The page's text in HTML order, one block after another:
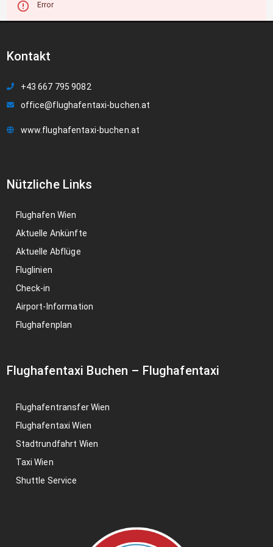
Error
Kontakt
+43 667 795 9082
office@flughafentaxi-buchen.at
www.flughafentaxi-buchen.at
Nützliche Links
Flughafen Wien
Aktuelle Ankünfte
Aktuelle Abflüge
Fluglinien
Check-in
Airport-Information
Flughafenplan
Flughafentaxi Buchen – Flughafentaxi
Flughafentransfer Wien
Flughafentaxi Wien
Stadtrundfahrt Wien
Taxi Wien
Shuttle Service